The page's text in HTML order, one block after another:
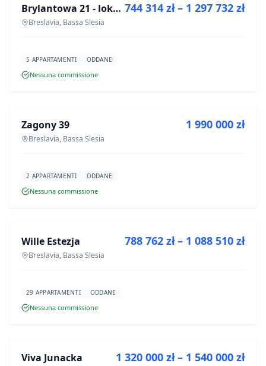
PROGETTO Brylantowa 21 - lokale usługowe
Breslavia, Bassa Slesia
744 314 zł – 1 297 732 zł
5 APPARTAMENTI ODDANE
Nessuna commissione
PROGETTO
Zagony 39
Breslavia, Bassa Slesia
1 990 000 zł
2 APPARTAMENTI ODDANE
Nessuna commissione
PROGETTO
Wille Estezja
Breslavia, Bassa Slesia
788 762 zł – 1 088 510 zł
29 APPARTAMENTI ODDANE
Nessuna commissione
PROGETTO
Viva Junacka 1 320 000 zł – 1 540 000 zł